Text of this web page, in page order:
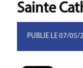
Sainte
PUBLIE LE 07/